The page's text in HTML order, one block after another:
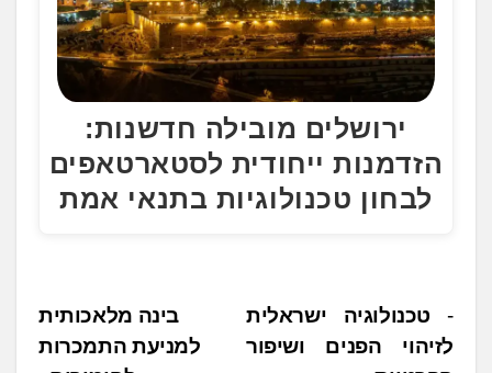
ירושלים מובילה חדשנות:
הזדמנות ייחודית לסטארטאפים
לבחון טכנולוגיות בתנאי אמת
נ
י
בינה מלאכותית
למניעת התמכרות
טכנולוגיה ישראלית
לזיהוי הפנים ושיפור